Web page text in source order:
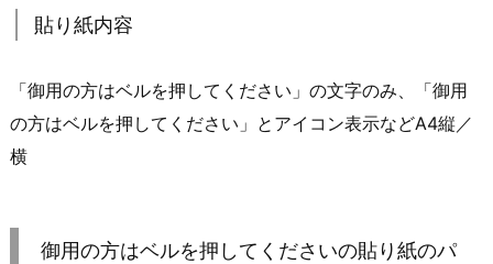
貼り紙内容
「御用の方はベルを押してください」の文字のみ、「御用
の方はベルを押してください」とアイコン表示などA4縦／
横
御用の方はベルを押してくださいの貼り紙のパ